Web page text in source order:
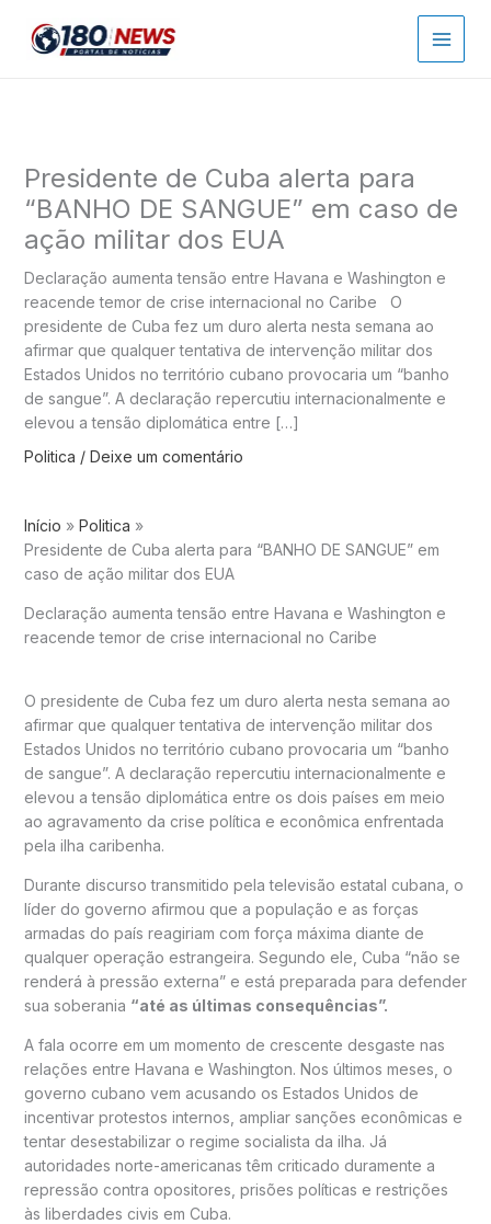
para
Presidente de Cuba alerta para
“BANHO DE SANGUE” em caso de
ação militar dos EUA
Declaração aumenta tensão entre Havana e Washington e
reacende temor de crise internacional no Caribe O
presidente de Cuba fez um duro alerta nesta semana ao
afirmar que qualquer tentativa de intervenção militar dos
Estados Unidos no território cubano provocaria um “banho
de sangue”. A declaração repercutiu internacionalmente e
elevou a tensão diplomática entre […]
Politica / Deixe um comentário
Início
Politica
Presidente de Cuba alerta para “BANHO DE SANGUE” em
caso de ação militar dos EUA
Declaração aumenta tensão entre Havana e Washington e
reacende temor de crise internacional no Caribe
O presidente de Cuba fez um duro alerta nesta semana ao
afirmar que qualquer tentativa de intervenção militar dos
Estados Unidos no território cubano provocaria um “banho
de sangue”. A declaração repercutiu internacionalmente e
elevou a tensão diplomática entre os dois países em meio
ao agravamento da crise política e econômica enfrentada
pela ilha caribenha.
Durante discurso transmitido pela televisão estatal cubana, o
líder do governo afirmou que a população e as forças
armadas do país reagiriam com força máxima diante de
qualquer operação estrangeira. Segundo ele, Cuba “não se
renderá à pressão externa” e está preparada para defender
sua soberania “até as últimas consequências”.
A fala ocorre em um momento de crescente desgaste nas
relações entre Havana e Washington. Nos últimos meses, o
governo cubano vem acusando os Estados Unidos de
incentivar protestos internos, ampliar sanções econômicas e
tentar desestabilizar o regime socialista da ilha. Já
autoridades norte-americanas têm criticado duramente a
repressão contra opositores, prisões políticas e restrições
às liberdades civis em Cuba.